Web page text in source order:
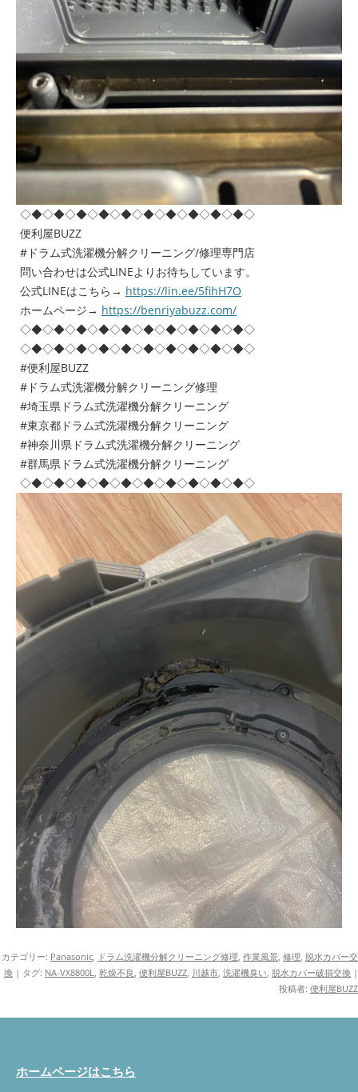
◇◆◇◆◇◆◇◆◇◆◇◆◇◆◇◆◇◆◇◆◇
便利屋BUZZ
#ドラム式洗濯機分解クリーニング/修理専門店
問い合わせは公式LINEよりお待ちしています。
公式LINEはこちら→ https://lin.ee/5fihH7O
ホームページ→ https://benriyabuzz.com/
◇◆◇◆◇◆◇◆◇◆◇◆◇◆◇◆◇◆◇◆◇
◇◆◇◆◇◆◇◆◇◆◇◆◇◆◇◆◇◆◇◆◇
#便利屋BUZZ
#ドラム式洗濯機分解クリーニング修理
#埼玉県ドラム式洗濯機分解クリーニング
#東京都ドラム式洗濯機分解クリーニング
#神奈川県ドラム式洗濯機分解クリーニング
#群馬県ドラム式洗濯機分解クリーニング
◇◆◇◆◇◆◇◆◇◆◇◆◇◆◇◆◇◆◇◆◇
カテゴリー: Panasonic, ドラム洗濯機分解クリーニング修理, 作業風景, 修理, 脱水カバー交
換 | タグ: NA-VX8800L, 乾燥不良, 便利屋BUZZ, 川越市, 洗濯機臭い, 脱水カバー破損交換 |
投稿者: 便利屋BUZZ
ホームページはこちら